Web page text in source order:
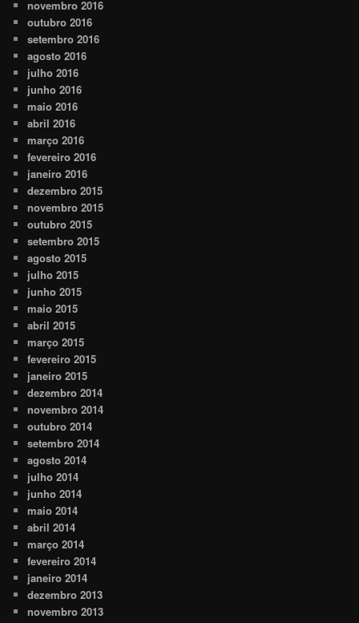
novembro 2016
outubro 2016
setembro 2016
agosto 2016
julho 2016
junho 2016
maio 2016
abril 2016
março 2016
fevereiro 2016
janeiro 2016
dezembro 2015
novembro 2015
outubro 2015
setembro 2015
agosto 2015
julho 2015
junho 2015
maio 2015
abril 2015
março 2015
fevereiro 2015
janeiro 2015
dezembro 2014
novembro 2014
outubro 2014
setembro 2014
agosto 2014
julho 2014
junho 2014
maio 2014
abril 2014
março 2014
fevereiro 2014
janeiro 2014
dezembro 2013
novembro 2013